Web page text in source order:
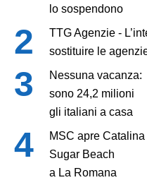
lo sospendono
TTG Agenzie -
sostituire le
Nessuna vacanza:
sono 24,2 milioni
gli italiani a casa
MSC apre Catalina
Sugar Beach
a La Romana